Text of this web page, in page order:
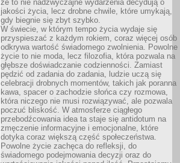
że to nie nadzwyczajne wydarzenia decydują o
jakości życia, lecz drobne chwile, które umykają,
gdy biegnie się zbyt szybko.
W świecie, w którym tempo życia wydaje się
przyspieszać z każdym rokiem, coraz więcej osób
odkrywa wartość świadomego zwolnienia. Powolne
życie to nie moda, lecz filozofia, która pozwala na
głębsze doświadczanie codzienności. Zamiast
pędzić od zadania do zadania, ludzie uczą się
celebracji drobnych momentów, takich jak poranna
kawa, spacer o zachodzie słońca czy rozmowa,
która niczego nie musi rozwiązywać, ale pozwala
poczuć bliskość. W atmosferze ciągłego
przebodźcowania idea ta staje się antidotum na
zmęczenie informacyjne i emocjonalne, które
dotyka coraz większą część społeczeństwa.
Powolne życie zachęca do refleksji, do
świadomego podejmowania decyzji oraz do